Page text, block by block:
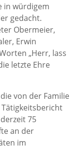
in würdigem
gedacht.
Obermeier,
Erwin
„Herr, lass
letzte Ehre
von der Familie
75
an der
im